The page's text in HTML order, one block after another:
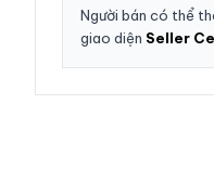
Người bán có thể
giao diện Seller